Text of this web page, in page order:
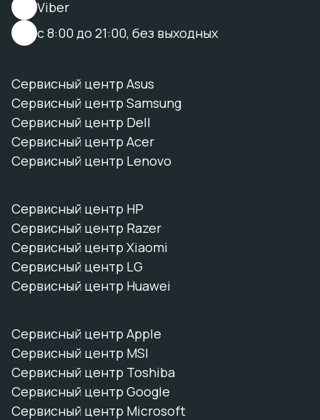
Viber
с 8:00 до 21:00, без выходных
Сервисный центр Asus
Сервисный центр Samsung
Сервисный центр Dell
Сервисный центр Acer
Сервисный центр Lenovo
Сервисный центр HP
Сервисный центр Razer
Сервисный центр Xiaomi
Сервисный центр LG
Сервисный центр Huawei
Сервисный центр Apple
Сервисный центр MSI
Сервисный центр Toshiba
Сервисный центр Google
Сервисный центр Microsoft